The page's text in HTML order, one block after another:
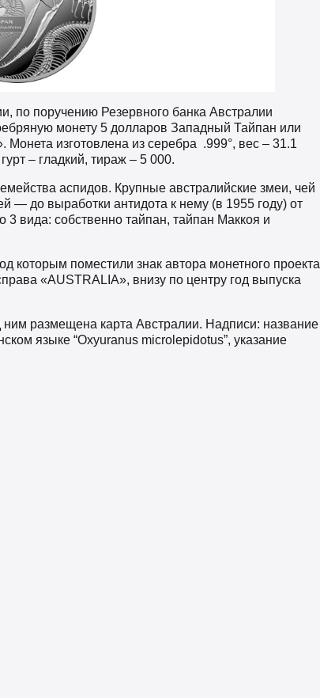
по поручению Резервного банка Австралии
монету 5 долларов Западный Тайпан или
изготовлена из серебра .999°, вес – 31.1
– гладкий, тираж – 5 000.
аспидов. Крупные австралийские змеи, чей
— до выработки антидота к нему (в 1955 году) от
3 вида: собственно тайпан, тайпан Маккоя и
которым поместили знак автора монетного проекта
«AUSTRALIA», внизу по центру год выпуска
ним размещена карта Австралии. Надписи: название
языке “Oxyuranus microlepidotus”, указание